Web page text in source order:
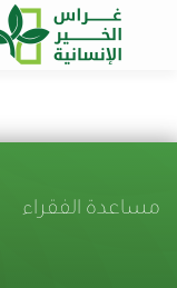
مساعدة الفقراء